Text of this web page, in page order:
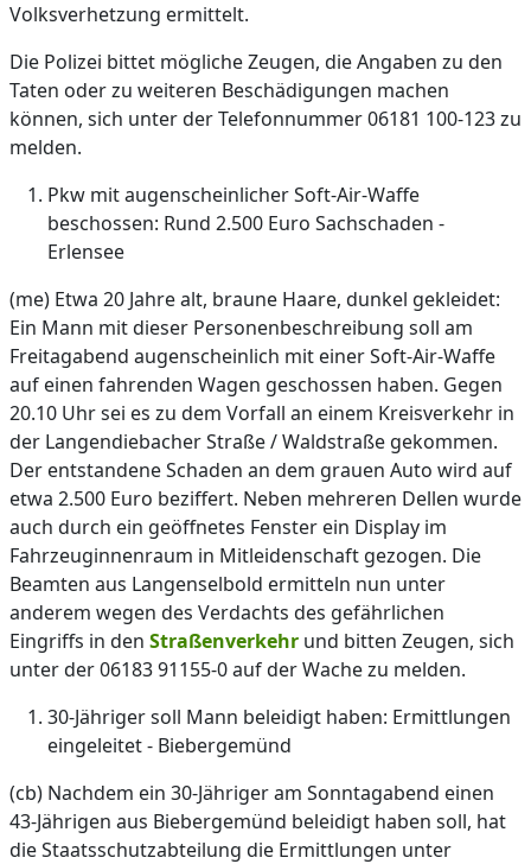
Volksverhetzung ermittelt.
Die Polizei bittet mögliche Zeugen, die Angaben zu den
Taten oder zu weiteren Beschädigungen machen
können, sich unter der Telefonnummer 06181 100-123 zu
melden.
Pkw mit augenscheinlicher Soft-Air-Waffe
beschossen: Rund 2.500 Euro Sachschaden -
Erlensee
(me) Etwa 20 Jahre alt, braune Haare, dunkel gekleidet:
Ein Mann mit dieser Personenbeschreibung soll am
Freitagabend augenscheinlich mit einer Soft-Air-Waffe
auf einen fahrenden Wagen geschossen haben. Gegen
20.10 Uhr sei es zu dem Vorfall an einem Kreisverkehr in
der Langendiebacher Straße / Waldstraße gekommen.
Der entstandene Schaden an dem grauen Auto wird auf
etwa 2.500 Euro beziffert. Neben mehreren Dellen wurde
auch durch ein geöffnetes Fenster ein Display im
Fahrzeuginnenraum in Mitleidenschaft gezogen. Die
Beamten aus Langenselbold ermitteln nun unter
anderem wegen des Verdachts des gefährlichen
Eingriffs in den Straßenverkehr und bitten Zeugen, sich
unter der 06183 91155-0 auf der Wache zu melden.
30-Jähriger soll Mann beleidigt haben: Ermittlungen
eingeleitet - Biebergemünd
(cb) Nachdem ein 30-Jähriger am Sonntagabend einen
43-Jährigen aus Biebergemünd beleidigt haben soll, hat
die Staatsschutzabteilung die Ermittlungen unter